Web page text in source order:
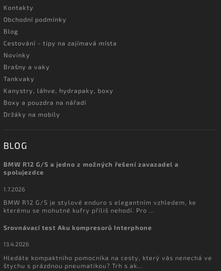
Kontakty
Obchodní podmínky
Blog
Cestování - tipy na zajímavá místa
Novinky
Brašny a vaky
Tankvaky
Kanystry, láhve, hydrapaky, boxy
Boxy a pouzdra na nářadí
Držáky na mobily
BLOG
BMW R12 G/S a jedno z možných řešení zavazadel a
spolujezdce
1.7.2026
BMW R12 G/S je stylové enduro s elegantním vzhledem, ke
kterému se mohutné kufry příliš nehodí. Pro ...
Srovnávací test Aku kompresorů Interphone
13.4.2026
Hledáte kompaktního pomocníka na cesty, který vás nenechá ve
štychu s prázdnou pneumatikou? Trh s ak...